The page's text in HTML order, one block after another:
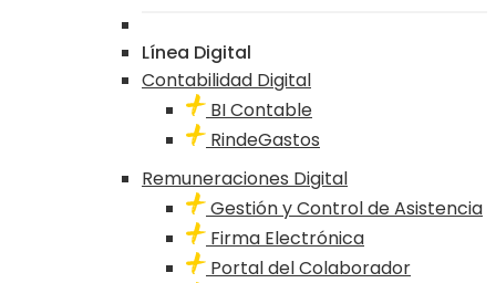
Línea Digital
Contabilidad Digital
BI Contable
RindeGastos
Remuneraciones Digital
Gestión y Control de Asistencia
Firma Electrónica
Portal del Colaborador